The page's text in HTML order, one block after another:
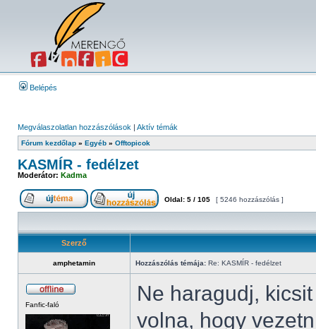
Belépés
Megválaszolatlan hozzászólások | Aktív témák
Fórum kezdőlap » Egyéb » Offtopicok
KASMÍR - fedélzet
Moderátor: Kadma
Oldal: 5 / 105 [ 5246 hozzászólás ]
Szerző
amphetamin Hozzászólás témája: Re: KASMÍR - fedélzet
Fanfic-faló
Ne haragudj,
volna, hogy